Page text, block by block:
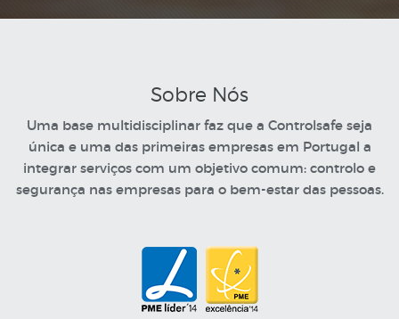
Sobre Nós
Uma base multidisciplinar faz que a Controlsafe seja
única e uma das primeiras empresas em Portugal a
integrar serviços com um objetivo comum: controlo e
segurança nas empresas para o bem-estar das pessoas.